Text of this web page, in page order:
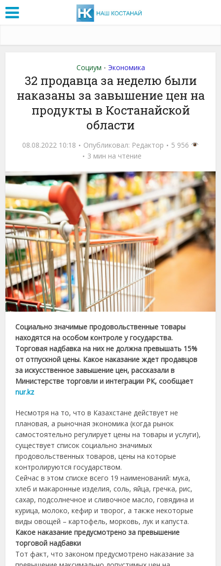
Социум • Экономика
32 продавца за неделю были
наказаны за завышение цен на
продукты в Костанайской
области
08.08.2022 10:18 Опубликовал: Редактор
5 956
3 мин на чтение
Социально значимые продовольственные товары
находятся на особом контроле у государства.
Торговая надбавка на них не должна превышать 15%
от отпускной цены. Какое наказание ждет продавцов
за искусственное завышение цен, рассказали в
Министерстве торговли и интеграции РК, сообщает
nur.kz
Несмотря на то, что в Казахстане действует не
плановая, а рыночная экономика (когда рынок
самостоятельно регулирует цены на товары и услуги),
существует список социально значимых
продовольственных товаров, цены на которые
контролируются государством.
Сейчас в этом списке всего 19 наименований: мука,
хлеб и макаронные изделия, соль, яйца, гречка, рис,
сахар, подсолнечное и сливочное масло, говядина и
курица, молоко, кефир и творог, а также некоторые
виды овощей – картофель, морковь, лук и капуста.
Какое наказание предусмотрено за превышение
торговой надбавки
Тот факт, что законом предусмотрено наказание за